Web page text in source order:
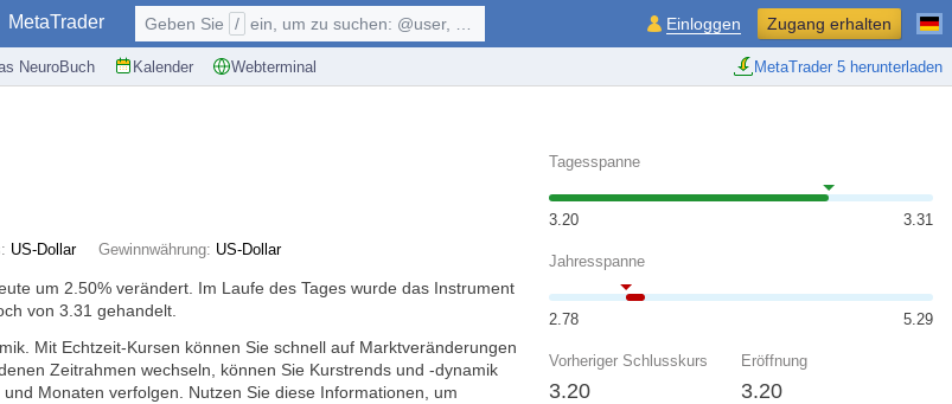
MetaTrader
NeuroBuch Kalender Webterminal MetaTrader 5 herunterladen
Geben Sie / ein, um zu suchen: @user, $symbol, ... Einloggen Zugang erhalten
US-Dollar Gewinnwährung: US-Dollar
um 2.50% verändert. Im Laufe des Tages wurde das Instrument
von 3.31 gehandelt.
Mit Echtzeit-Kursen können Sie schnell auf Marktveränderungen
Zeitrahmen wechseln, können Sie Kurstrends und -dynamik
Monaten verfolgen. Nutzen Sie diese Informationen, um
Tagesspanne
3.20 3.31
Jahresspanne
2.78 5.29
Vorheriger Schlusskurs
3.20
Eröffnung
3.20